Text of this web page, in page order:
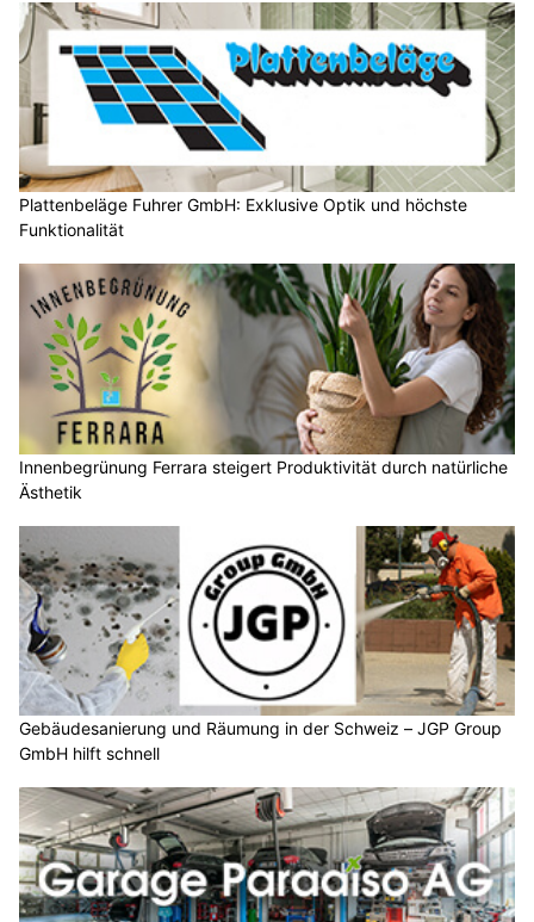
Plattenbeläge Fuhrer GmbH: Exklusive Optik und höchste
Funktionalität
Innenbegrünung Ferrara steigert Produktivität durch natürliche
Ästhetik
Gebäudesanierung und Räumung in der Schweiz – JGP Group
GmbH hilft schnell